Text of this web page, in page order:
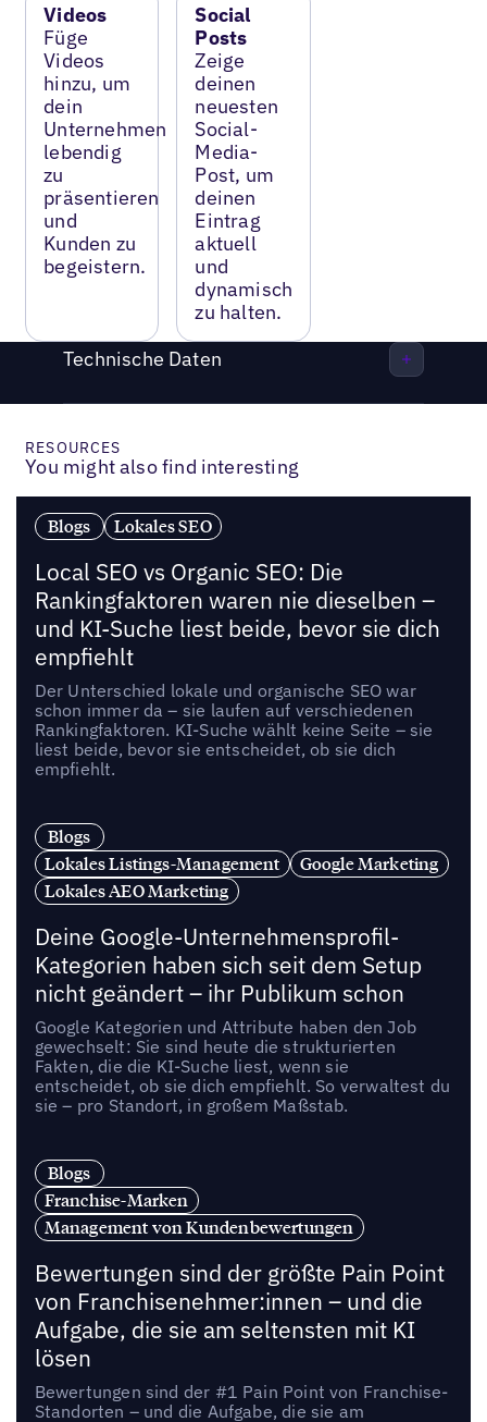
Videos
Füge
Videos
hinzu, um
dein
Unternehmen
lebendig
zu
präsentieren
und
Kunden zu
begeistern.
Social
Posts
Zeige
deinen
neuesten
Social-
Media-
Post, um
deinen
Eintrag
aktuell
und
dynamisch
zu halten.
Technische Daten
RESOURCES
You might also find interesting
Blogs Lokales SEO
Local SEO vs Organic SEO: Die
Rankingfaktoren waren nie dieselben –
und KI-Suche liest beide, bevor sie dich
empfiehlt
Der Unterschied lokale und organische SEO war
schon immer da – sie laufen auf verschiedenen
Rankingfaktoren. KI-Suche wählt keine Seite – sie
liest beide, bevor sie entscheidet, ob sie dich
empfiehlt.
Blogs
Lokales Listings-Management
Google Marketing
Lokales AEO Marketing
Deine Google-Unternehmensprofil-
Kategorien haben sich seit dem Setup
nicht geändert – ihr Publikum schon
Google Kategorien und Attribute haben den Job
gewechselt: Sie sind heute die strukturierten
Fakten, die die KI-Suche liest, wenn sie
entscheidet, ob sie dich empfiehlt. So verwaltest du
sie – pro Standort, in großem Maßstab.
Blogs
Franchise-Marken
Management von Kundenbewertungen
Bewertungen sind der größte Pain Point
von Franchisenehmer:innen – und die
Aufgabe, die sie am seltensten mit KI
lösen
Bewertungen sind der #1 Pain Point von Franchise-
Standorten – und die Aufgabe, die sie am